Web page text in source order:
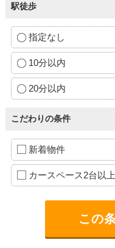
駅徒歩
指定なし
10分以内
20分以内
こだわりの条件
新着物件
カースペース2台以上